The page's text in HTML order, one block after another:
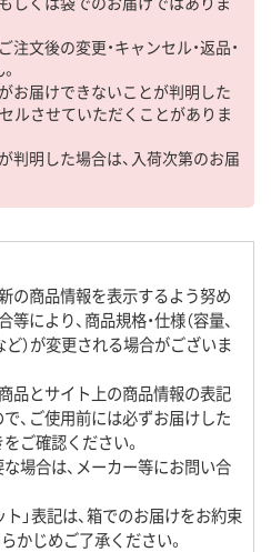
注文後の変更・キャンセル・返品・
お届けできないことが判明した
ルさせていただくことがありま
判明した場合は、入荷次第のお届
の商品情報を表示するよう努め
により、商品規格・仕様（容量、
ど）が変更される場合がございま
品とサイト上の商品情報の表記
、ご使用前には必ずお届けした
ご確認ください。
場合は、メーカー等にお問い合
ト」表記は、箱でのお届けをお約束
かじめご了承ください。